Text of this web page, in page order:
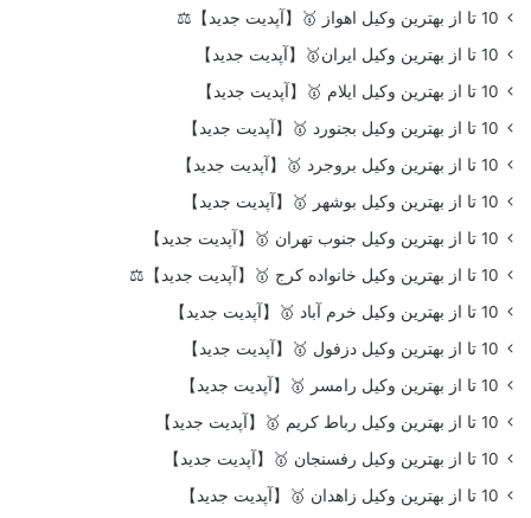
10 تا از بهترین وکیل اهواز 🥇【آپدیت جدید】⚖️
10 تا از بهترین وکیل ایران🥇【آپدیت جدید】
10 تا از بهترین وکیل ایلام 🥇【آپدیت جدید】
10 تا از بهترین وکیل بجنورد 🥇【آپدیت جدید】
10 تا از بهترین وکیل بروجرد 🥇【آپدیت جدید】
10 تا از بهترین وکیل بوشهر 🥇【آپدیت جدید】
10 تا از بهترین وکیل جنوب تهران 🥇【آپدیت جدید】
10 تا از بهترین وکیل خانواده کرج 🥇【آپدیت جدید】⚖️
10 تا از بهترین وکیل خرم آباد 🥇【آپدیت جدید】
10 تا از بهترین وکیل دزفول 🥇【آپدیت جدید】
10 تا از بهترین وکیل رامسر 🥇【آپدیت جدید】
10 تا از بهترین وکیل رباط کریم 🥇【آپدیت جدید】
10 تا از بهترین وکیل رفسنجان 🥇【آپدیت جدید】
10 تا از بهترین وکیل زاهدان 🥇【آپدیت جدید】